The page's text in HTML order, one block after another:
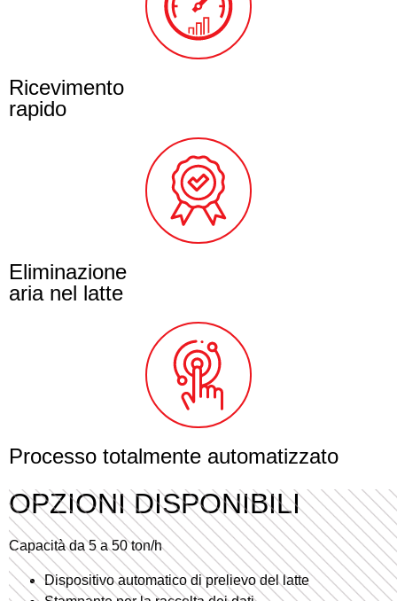
Ricevimento
rapido
Eliminazione
aria nel latte
Processo totalmente automatizzato
OPZIONI DISPONIBILI
Capacità da 5 a 50 ton/h
Dispositivo automatico di prelievo del latte